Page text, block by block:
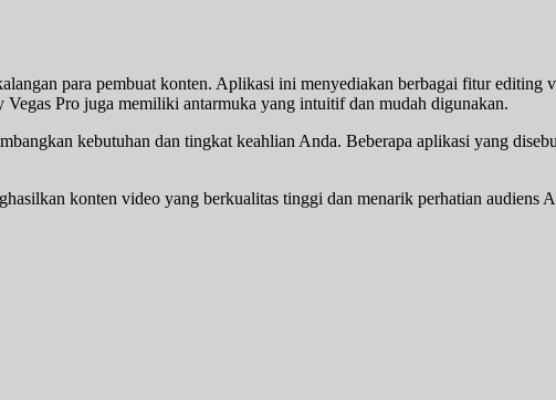
para pembuat konten. Aplikasi ini menyediakan berbagai fitur editing
Pro juga memiliki antarmuka yang intuitif dan mudah digunakan.
kebutuhan dan tingkat keahlian Anda. Beberapa aplikasi yang
konten video yang berkualitas tinggi dan menarik perhatian audiens